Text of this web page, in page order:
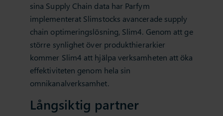
sina Supply Chain data har Parfym
implementerat Slimstocks avancerade supply
chain optimeringslösning, Slim4. Genom att ge
större synlighet över produkthierarkier
kommer Slim4 att hjälpa verksamheten att öka
effektiviteten genom hela sin
omnikanalverksamhet.
Långsiktig partner